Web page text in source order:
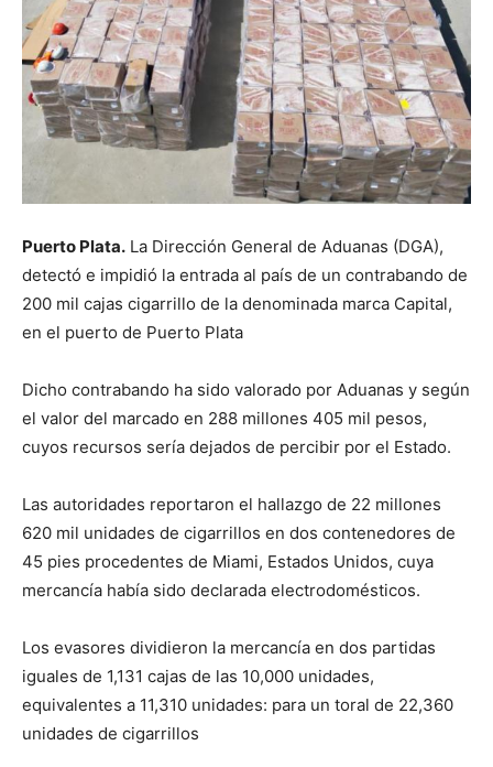
Puerto Plata. La Dirección General de Aduanas (DGA),
detectó e impidió la entrada al país de un contrabando de
200 mil cajas cigarrillo de la denominada marca Capital,
en el puerto de Puerto Plata
Dicho contrabando ha sido valorado por Aduanas y según
el valor del marcado en 288 millones 405 mil pesos,
cuyos recursos sería dejados de percibir por el Estado.
Las autoridades reportaron el hallazgo de 22 millones
620 mil unidades de cigarrillos en dos contenedores de
45 pies procedentes de Miami, Estados Unidos, cuya
mercancía había sido declarada electrodomésticos.
Los evasores dividieron la mercancía en dos partidas
iguales de 1,131 cajas de las 10,000 unidades,
equivalentes a 11,310 unidades: para un toral de 22,360
unidades de cigarrillos